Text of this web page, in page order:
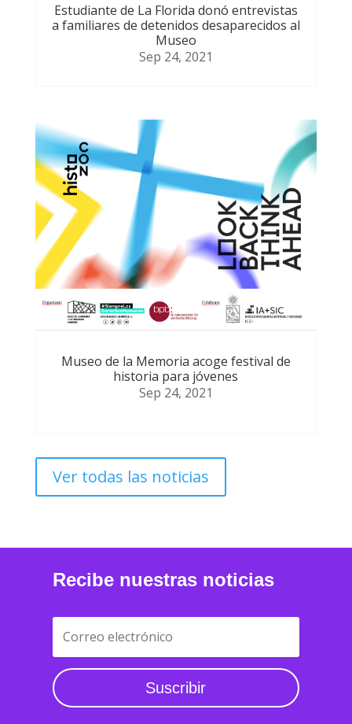
Estudiante de La Florida donó entrevistas
a familiares de detenidos desaparecidos al
Museo
Sep 24, 2021
Museo de la Memoria acoge festival de
historia para jóvenes
Sep 24, 2021
Ver todas las noticias
Recibe nuestras noticias
Suscribir